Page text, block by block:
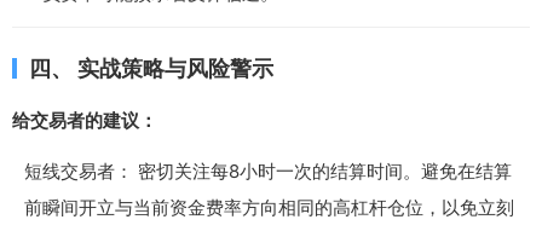
四、 实战策略与风险警示
给交易者的建议：
短线交易者： 密切关注每8小时一次的结算时间。避免在结算
前瞬间开立与当前资金费率方向相同的高杠杆仓位，以免立刻